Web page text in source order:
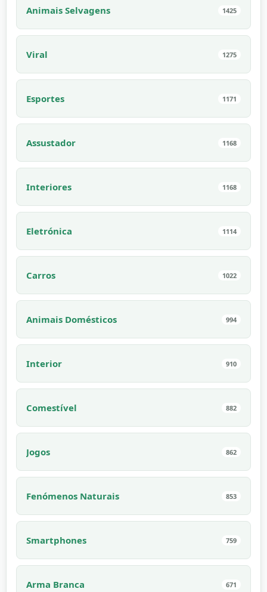
Animais Selvagens 1425
Viral 1275
Esportes 1171
Assustador 1168
Interiores 1168
Eletrónica 1114
Carros 1022
Animais Domésticos 994
Interior 910
Comestível 882
Jogos 862
Fenómenos Naturais 853
Smartphones 759
Arma Branca 671